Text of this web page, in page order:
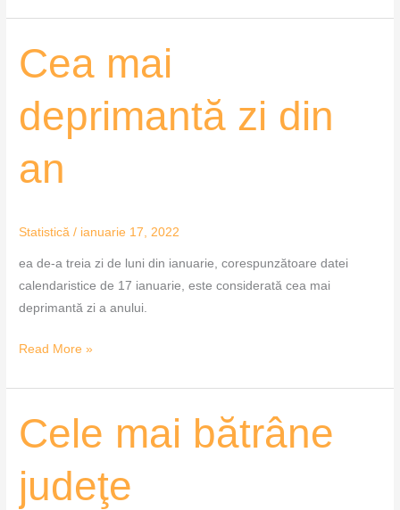
Cea mai
deprimantă zi din
an
Statistică / ianuarie 17, 2022
ea de-a treia zi de luni din ianuarie, corespunzătoare datei
calendaristice de 17 ianuarie, este considerată cea mai
deprimantă zi a anului.
Cea
mai
zi
an
Read More »
Cele mai bătrâne
judeţe
Cele
mai
judeţe